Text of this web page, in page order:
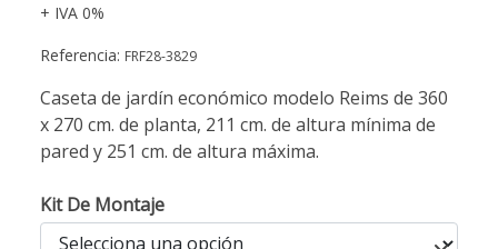
+ IVA 0%
Referencia: FRF28-3829
Caseta de jardín económico modelo Reims de 360
x 270 cm. de planta, 211 cm. de altura mínima de
pared y 251 cm. de altura máxima.
Kit De Montaje